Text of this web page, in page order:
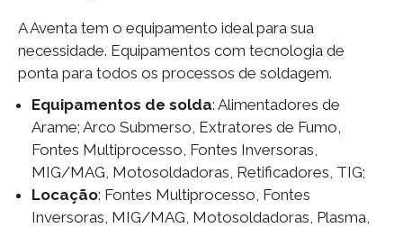
A Aventa tem o equipamento ideal para sua
necessidade. Equipamentos com tecnologia de
ponta para todos os processos de soldagem.
Equipamentos de solda: Alimentadores de
Arame; Arco Submerso, Extratores de Fumo,
Fontes Multiprocesso, Fontes Inversoras,
MIG/MAG, Motosoldadoras, Retificadores, TIG;
Locação: Fontes Multiprocesso, Fontes
Inversoras, MIG/MAG, Motosoldadoras, Plasma,